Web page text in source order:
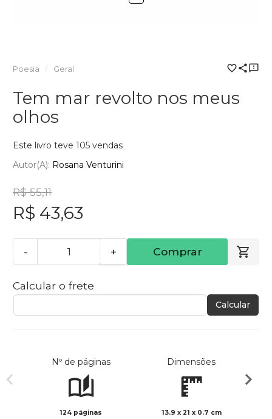
Poesia Geral
Tem mar revolto nos meus
olhos
Este livro teve 105 vendas
Autor(a): Rosana Venturini
R$ 55,11
R$ 43,63
- + Comprar
Calcular o frete
Calcular
Nº de páginas
124 páginas
Dimensões
13.9 x 21 x 0.7 cm